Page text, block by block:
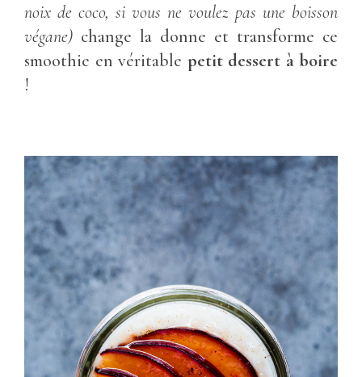
noix de coco, si vous ne voulez pas une boisson
végane) change la donne et transforme ce
smoothie en véritable petit dessert à boire
!